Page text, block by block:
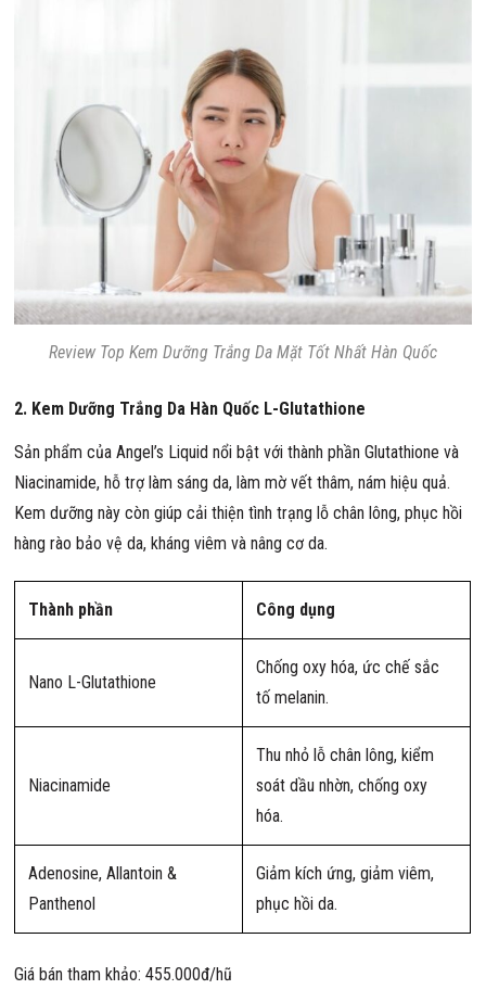
Review Top Kem Dưỡng Trắng Da Mặt Tốt Nhất Hàn Quốc
2. Kem Dưỡng Trắng Da Hàn Quốc L-Glutathione
Sản phẩm của Angel’s Liquid nổi bật với thành phần Glutathione và
Niacinamide, hỗ trợ làm sáng da, làm mờ vết thâm, nám hiệu quả.
Kem dưỡng này còn giúp cải thiện tình trạng lỗ chân lông, phục hồi
hàng rào bảo vệ da, kháng viêm và nâng cơ da.
Thành phần Công dụng
Nano L-Glutathione
Chống oxy hóa, ức chế sắc
tố melanin.
Niacinamide
Thu nhỏ lỗ chân lông, kiểm
soát dầu nhờn, chống oxy
hóa.
Adenosine, Allantoin &
Panthenol
Giảm kích ứng, giảm viêm,
phục hồi da.
Giá bán tham khảo: 455.000đ/hũ